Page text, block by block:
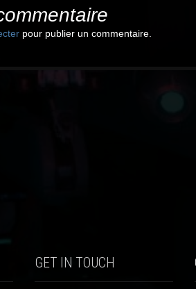
pour publier un commentaire.
GET IN TOUCH